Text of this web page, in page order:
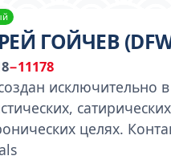
ГОЙЧЕВ (DFW
−11178
исключительно в
целях.